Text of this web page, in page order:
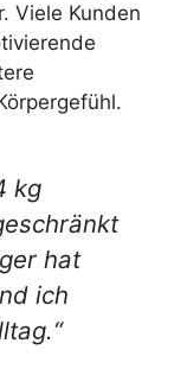
Viele Kunden
kg
hat
ich